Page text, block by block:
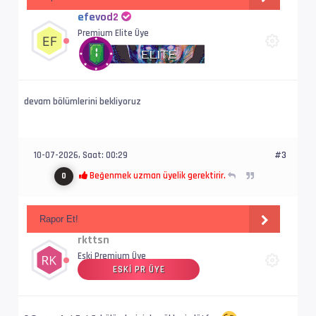
Ses  #2           : E-AC-3 | 640 kb/s
Ses Profili       : Dolby Digital Plus
Bilgi             : 6 kanal, 48.0 kHz
Altyazı #3        : UTF-8
Dil               : tr
Format            : Matroska at 9 919 kb/s
efevod2
Premium Elite Üye
devam bölümlerini bekliyoruz
10-07-2026, Saat: 00:29
0 Beğenmek uzman üyelik gerektirir.
#3
Rapor Et!
rkttsn
Eski Premium Üye
ESKI PR ÜYE